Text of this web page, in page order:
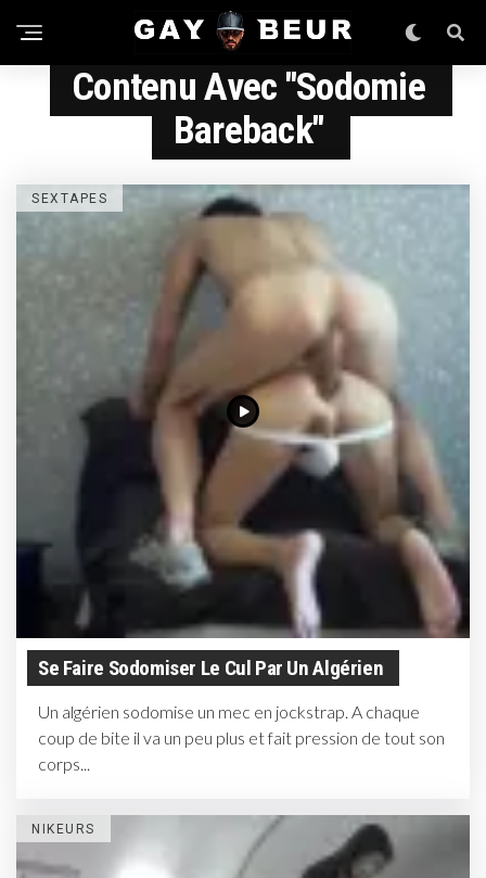
Contenu Avec "sodomie
Bareback"
SEXTAPES
Se Faire Sodomiser Le Cul Par Un Algérien
Un algérien sodomise un mec en jockstrap. A chaque
coup de bite il va un peu plus et fait pression de tout son
corps...
NIKEURS